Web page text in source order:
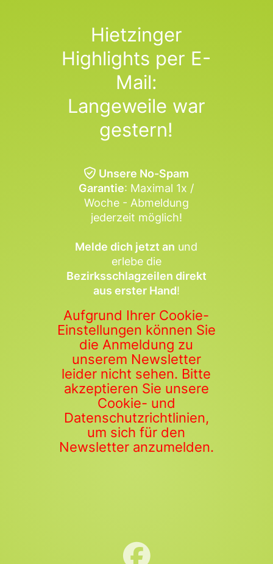
Hietzinger
Highlights per E-
Mail:
Langeweile war
gestern!
Unsere No-Spam
Garantie: Maximal 1x /
Woche - Abmeldung
jederzeit möglich!
Melde dich jetzt an und
erlebe die
Bezirksschlagzeilen direkt
aus erster Hand!
Aufgrund Ihrer Cookie-
Einstellungen können Sie
die Anmeldung zu
unserem Newsletter
leider nicht sehen. Bitte
akzeptieren Sie unsere
Cookie- und
Datenschutzrichtlinien,
um sich für den
Newsletter anzumelden.